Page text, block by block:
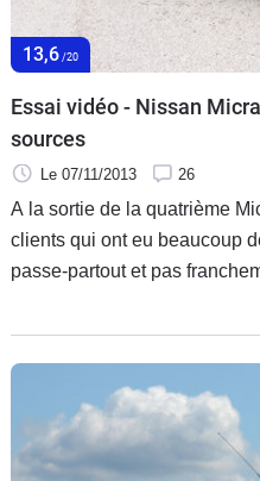
13,6 /20
Essai vidéo - Nissan
sources
Le 07/11/2013 26
A la sortie de la quatrième
clients qui ont eu beaucoup
passe-partout et pas
sources concluant ?